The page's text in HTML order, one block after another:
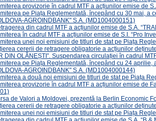
provizorie în cadrul MTF a acțiunilor emise de
pe Piața Reglementată, începând cu 30 mai,
AGROINDBANK" S.A. (MD1004000151)
din cadrul MTF a acțiunilor emise de S.A.
în cadrul MTF a acțiunilor emise de S.I. “Pro
unei noi emisiuni de titluri de stat pe Piața
cererii de retragere obligatorie a acțiunilor
DIN OLĂNEȘTI”. Suspendarea circulației în cadrul
pe Piața Reglementată, începând cu 24
AGROINDBANK" S.A. (MD1004000144)
a două noi emisiuni de titluri de stat pe Piața
provizorie în cadrul MTF a acțiunilor emise de
de Valori a Moldovei, prezentă la Berlin Economic
cererii de retragere obligatorie a acțiunilor
unei noi emisiuni de titluri de stat pe Piața